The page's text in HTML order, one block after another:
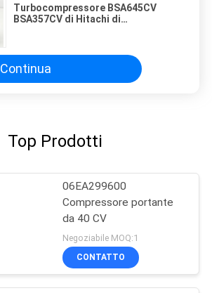
Turbocompressore BSA645CV
BSA357CV di Hitachi di
Continua
Top Prodotti
06EA299600
Compressore portante
da 40 CV
Negoziabile MOQ:1
CONTATTO